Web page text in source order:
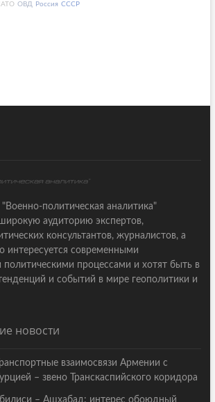
ОВД Россия СССР
политическая аналитика"
аудиторию экспертов,
консультантов, журналистов, а
интересуется современными
процессами и хотят быть в
и событий в мире геополитики и
новости
Транспортные взаимосвязи Армении с
Турцией – звено Транскаспийского коридора